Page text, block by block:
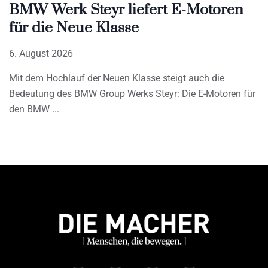
BMW Werk Steyr liefert E-Motoren
für die Neue Klasse
6. August 2026
Mit dem Hochlauf der Neuen Klasse steigt auch die
Bedeutung des BMW Group Werks Steyr: Die E-Motoren für
den BMW